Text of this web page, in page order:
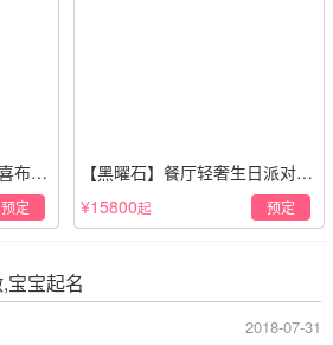
布置
预定
【黑曜石】餐厅轻奢生日派对策
划·黑金风格
¥15800起 预定
宝宝起名
2018-07-31